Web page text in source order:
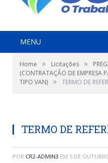
MENU
Home » Licitações »
(CONTRATAÇÃO DE EMPRESA
TIPO VAN) » TERMO DE
TERMO DE
POR CR2-ADMIN3 EM 5 DE